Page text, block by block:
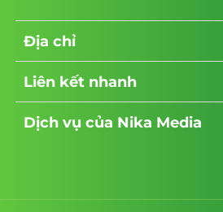
và tạo dựng niềm tin.
bán và nút mua hàng.
Mẫu theme website bán
Địa chỉ
Liên kết nhanh
Dịch vụ của Nika Media